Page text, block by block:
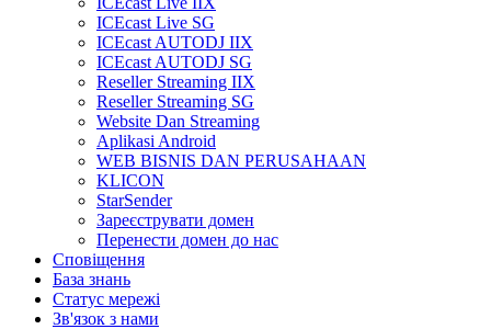
ICEcast Live SG
ICEcast AUTODJ IIX
ICEcast AUTODJ SG
Reseller Streaming IIX
Reseller Streaming SG
Website Dan Streaming
Aplikasi Android
WEB BISNIS DAN PERUSAHAAN
KLICON
StarSender
Зареєструвати домен
Перенести домен до нас
Сповіщення
База знань
Статус мережі
Зв'язок з нами